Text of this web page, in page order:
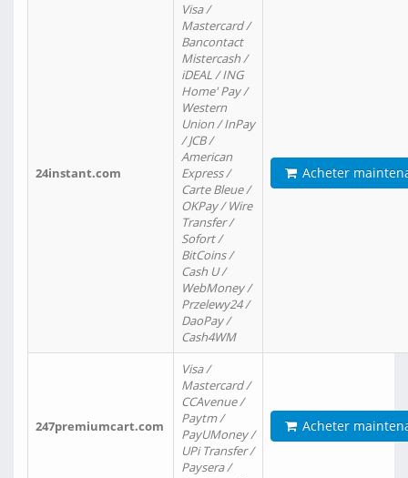
24instant.com
Visa /
Mastercard /
Bancontact
Mistercash /
iDEAL / ING
Home' Pay /
Western
Union / InPay
/ JCB /
American
Express /
Carte Bleue /
OKPay / Wire
Transfer /
Sofort /
BitCoins /
Cash U /
WebMoney /
Przelewy24 /
DaoPay /
Cash4WM
Acheter
247premiumcart.com
Visa /
Mastercard /
CCAvenue /
Paytm /
PayUMoney /
UPi Transfer /
Paysera /
Acheter